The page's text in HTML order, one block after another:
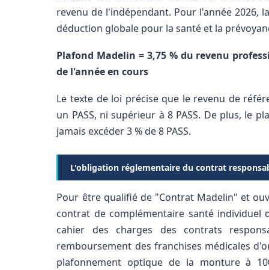
revenu de l'indépendant. Pour l'année 2026,
déduction globale pour la santé et la
Plafond Madelin = 3,75 % du revenu
de l'année en cours
Le texte de loi précise que le revenu de
un PASS, ni supérieur à 8 PASS. De plus, le
jamais excéder 3 % de 8 PASS.
L'obligation réglementaire du contrat
Pour être qualifié de "Contrat Madelin" et
contrat de complémentaire santé individuel
cahier des charges des contrats
remboursement des franchises médicales
plafonnement optique de la monture à